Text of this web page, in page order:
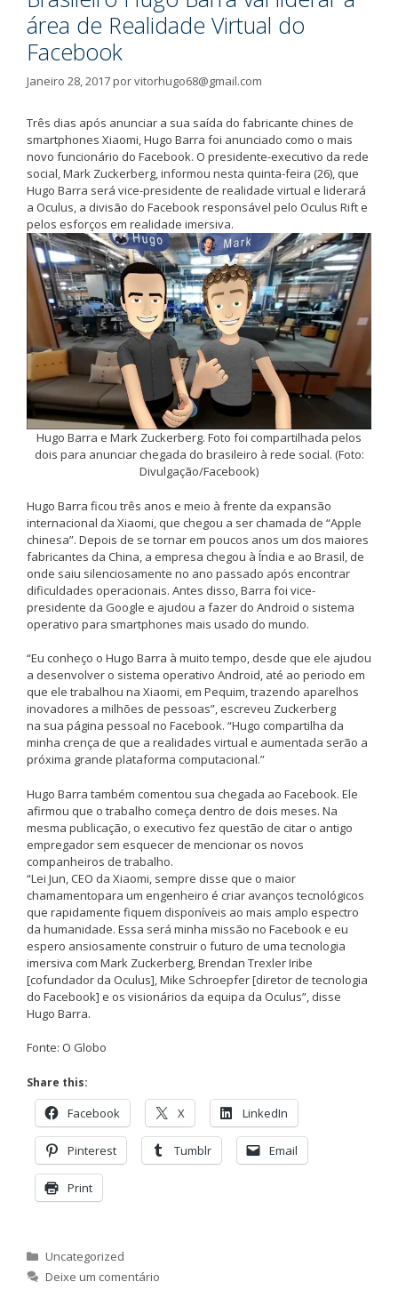
área de Realidade Virtual do
Facebook
Janeiro 28, 2017porvitorhugo68@gmail.com
Três dias após anunciar a sua saída do fabricante chines de
smartphones Xiaomi, Hugo Barra foi anunciado como o mais
novo funcionário do Facebook. O presidente-executivo da rede
social, Mark Zuckerberg, informou nesta quinta-feira (26), que
Hugo Barra será vice-presidente de realidade virtual e liderará
a Oculus, a divisão do Facebook responsável pelo Oculus Rift e
pelos esforços em realidade imersiva.
Hugo Barra e Mark Zuckerberg. Foto foi compartilhada pelos
dois para anunciar chegada do brasileiro à rede social. (Foto:
Divulgação/Facebook)
Hugo Barra ficou três anos e meio à frente da expansão
internacional da Xiaomi, que chegou a ser chamada de “Apple
chinesa”. Depois de se tornar em poucos anos um dos maiores
fabricantes da China, a empresa chegou à Índia e ao Brasil, de
onde saiu silenciosamente no ano passado após encontrar
dificuldades operacionais. Antes disso, Barra foi vice-
presidente da Google e ajudou a fazer do Android o sistema
operativo para smartphones mais usado do mundo.
“Eu conheço o Hugo Barra à muito tempo, desde que ele ajudou
a desenvolver o sistema operativo Android, até ao periodo em
que ele trabalhou na Xiaomi, em Pequim, trazendo aparelhos
inovadores a milhões de pessoas”, escreveu Zuckerberg
na sua página pessoal no Facebook. “Hugo compartilha da
minha crença de que a realidades virtual e aumentada serão a
próxima grande plataforma computacional.”
Hugo Barra também comentou sua chegada ao Facebook. Ele
afirmou que o trabalho começa dentro de dois meses. Na
mesma publicação, o executivo fez questão de citar o antigo
empregador sem esquecer de mencionar os novos
companheiros de trabalho.
“Lei Jun, CEO da Xiaomi, sempre disse que o maior
chamamentopara um engenheiro é criar avanços tecnológicos
que rapidamente fiquem disponíveis ao mais amplo espectro
da humanidade. Essa será minha missão no Facebook e eu
espero ansiosamente construir o futuro de uma tecnologia
imersiva com Mark Zuckerberg, Brendan Trexler Iribe
[cofundador da Oculus], Mike Schroepfer [diretor de tecnologia
do Facebook] e os visionários da equipa da Oculus”, disse
Hugo Barra.
Fonte: O Globo
Share this:
Facebook X LinkedIn
Pinterest Tumblr Email
Print
Categorias
Uncategorized
Deixe um comentário